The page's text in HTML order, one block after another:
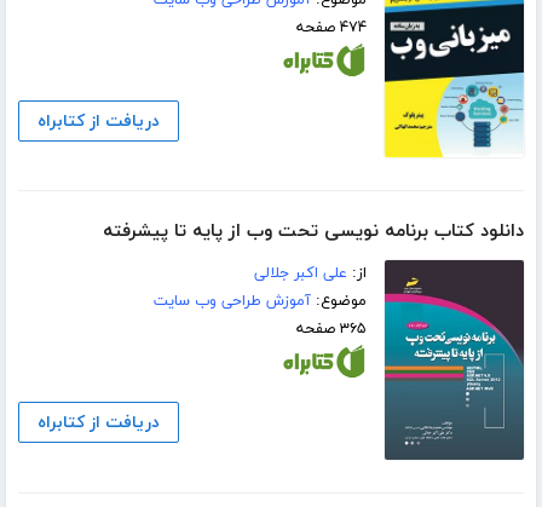
۴۷۴ صفحه
دریافت از کتابراه
دانلود کتاب برنامه نویسی تحت وب از پایه تا پیشرفته
از: علی اکبر جلالی
موضوع:آموزش طراحی وب سایت
۳۶۵ صفحه
دریافت از کتابراه